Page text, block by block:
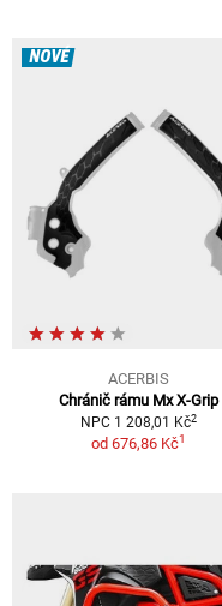
NOVÉ
ACERBIS
Chránič rámu Mx X-Grip
NPC 1 208,01 Kč2
od 676,86 Kč1